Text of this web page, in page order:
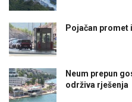
Pojačan promet
Neum prepun
održiva rješenja